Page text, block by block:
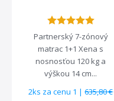
výška matraca
10 cm(1) 12 cm
16 cm(8) 17 cm(1)
(12) 22 cm
tuhosť matraca
Partnerský 7-zónový
matrac 1+1 Xena s
nosnosťou 120 kg a
výškou 14 cm...
2ks za cenu 1 |635,80 €